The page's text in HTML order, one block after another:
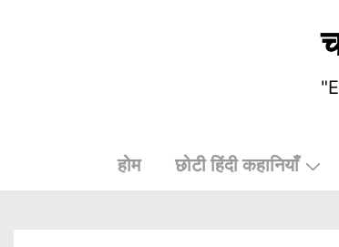
होम छोटी हिंदी कहानियाँ